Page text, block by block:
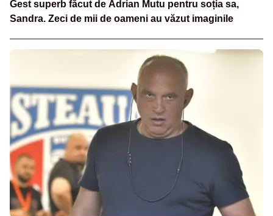
Gest superb făcut de Adrian Mutu pentru soția sa,
Sandra. Zeci de mii de oameni au văzut imaginile